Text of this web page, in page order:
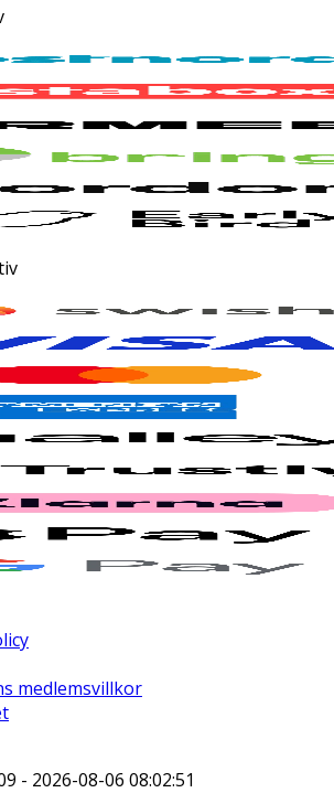
medlemsvillkor
- 2026-08-06 08:02:51